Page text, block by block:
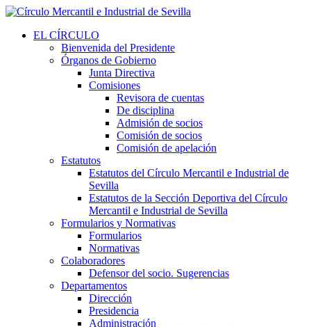
EL CÍRCULO
Bienvenida del Presidente
Órganos de Gobierno
Junta Directiva
Comisiones
Revisora de cuentas
De disciplina
Admisión de socios
Comisión de socios
Comisión de apelación
Estatutos
Estatutos del Círculo Mercantil e Industrial de
Sevilla
Estatutos de la Sección Deportiva del Círculo
Mercantil e Industrial de Sevilla
Formularios y Normativas
Formularios
Normativas
Colaboradores
Defensor del socio. Sugerencias
Departamentos
Dirección
Presidencia
Administración